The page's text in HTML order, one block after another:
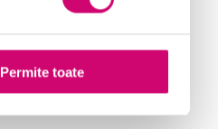
Permite toate